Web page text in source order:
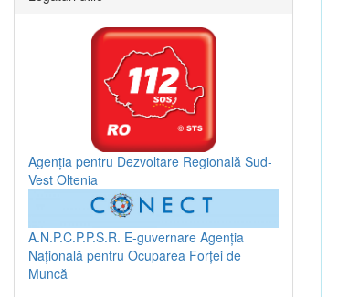
Agenția pentru Dezvoltare Regională Sud-
Vest Oltenia
A.N.P.C.P.P.S.R. E-guvernare Agenția
Națională pentru Ocuparea Forței de
Muncă